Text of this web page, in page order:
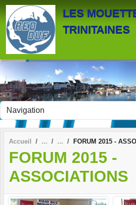
LES
TRINITAINES
Accueil FORUM 2015 -
FORUM 2015 -
ASSOCIATIONS
Panneau de gestion des cookies